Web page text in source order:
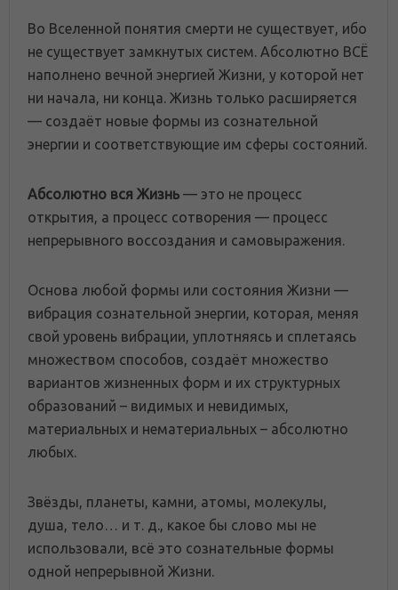
Во Вселенной понятия смерти не существует, ибо
не существует замкнутых систем. Абсолютно ВСЁ
наполнено вечной энергией Жизни, у которой нет
ни начала, ни конца. Жизнь только расширяется
— создаёт новые формы из сознательной
энергии и соответствующие им сферы состояний.
Абсолютно вся Жизнь — это не процесс
открытия, а процесс сотворения — процесс
непрерывного воссоздания и самовыражения.
Основа любой формы или состояния Жизни —
вибрация сознательной энергии, которая, меняя
свой уровень вибрации, уплотняясь и сплетаясь
множеством способов, создаёт множество
вариантов жизненных форм и их структурных
образований – видимых и невидимых,
материальных и нематериальных – абсолютно
любых.
Звёзды, планеты, камни, атомы, молекулы,
душа, тело… и т. д., какое бы слово мы не
использовали, всё это сознательные формы
одной непрерывной Жизни.